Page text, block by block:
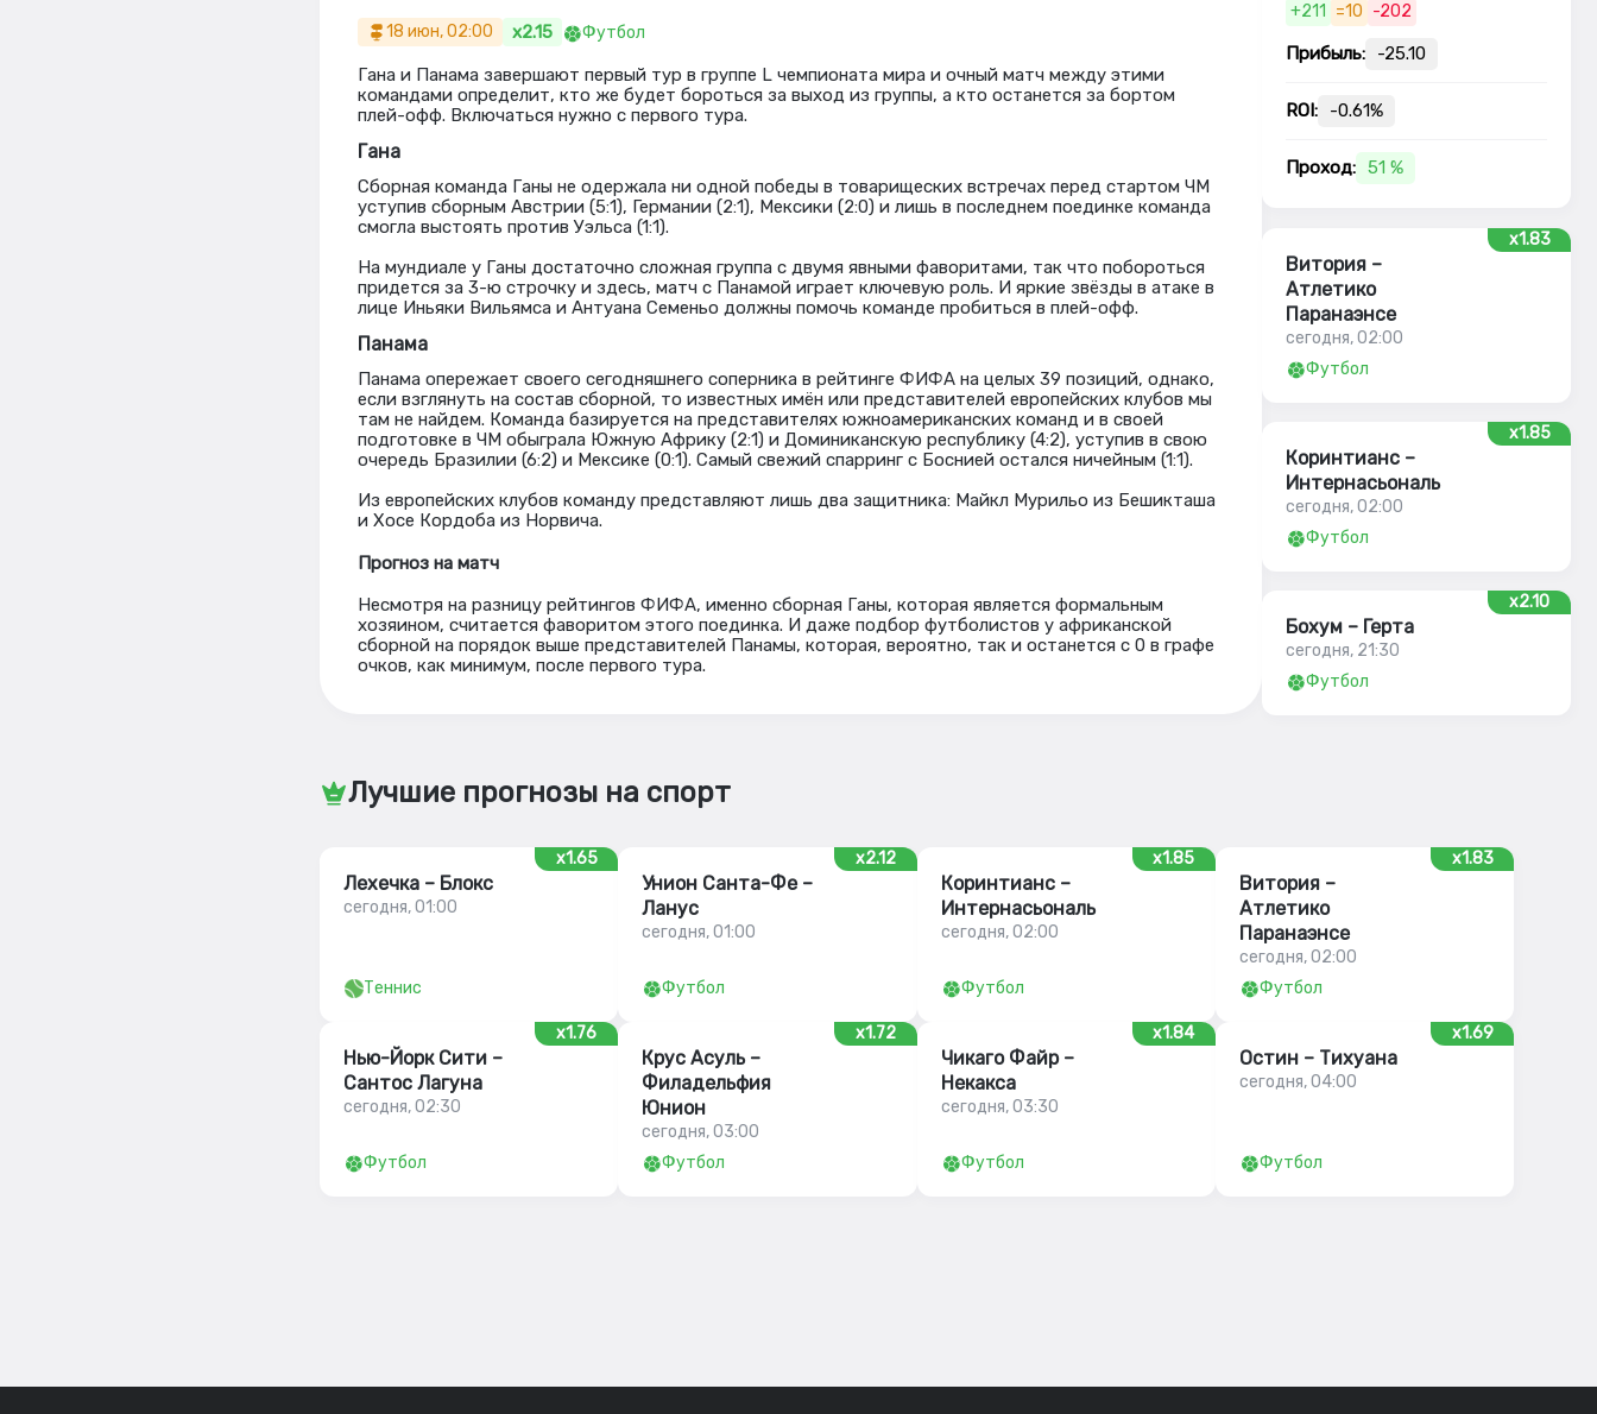
18 июн, 02:00 x2.15 Футбол
Гана и Панама завершают первый тур в группе L чемпионата мира и очный матч между этими
командами определит, кто же будет бороться за выход из группы, а кто останется за бортом
плей-офф. Включаться нужно с первого тура.
Гана
Сборная команда Ганы не одержала ни одной победы в товарищеских встречах перед стартом ЧМ
уступив сборным Австрии (5:1), Германии (2:1), Мексики (2:0) и лишь в последнем поединке команда
смогла выстоять против Уэльса (1:1).
На мундиале у Ганы достаточно сложная группа с двумя явными фаворитами, так что побороться
придется за 3-ю строчку и здесь, матч с Панамой играет ключевую роль. И яркие звёзды в атаке в
лице Иньяки Вильямса и Антуана Семеньо должны помочь команде пробиться в плей-офф.
Панама
Панама опережает своего сегодняшнего соперника в рейтинге ФИФА на целых 39 позиций, однако,
если взглянуть на состав сборной, то известных имён или представителей европейских клубов мы
там не найдем. Команда базируется на представителях южноамериканских команд и в своей
подготовке в ЧМ обыграла Южную Африку (2:1) и Доминиканскую республику (4:2), уступив в свою
очередь Бразилии (6:2) и Мексике (0:1). Самый свежий спарринг с Боснией остался ничейным (1:1).
Из европейских клубов команду представляют лишь два защитника: Майкл Мурильо из Бешикташа
и Хосе Кордоба из Норвича.
Прогноз на матч
Несмотря на разницу рейтингов ФИФА, именно сборная Ганы, которая является формальным
хозяином, считается фаворитом этого поединка. И даже подбор футболистов у африканской
сборной на порядок выше представителей Панамы, которая, вероятно, так и останется с 0 в графе
очков, как минимум, после первого тура.
+211
=10 -202
Прибыль: -25.10
ROI: -0.61%
Проход: 51 %
x1.83
Витория –
Атлетико
Паранаэнсе
сегодня, 02:00
Футбол
x1.85
Коринтианс –
Интернасьональ
сегодня, 02:00
Футбол
x2.10
Бохум – Герта
сегодня, 21:30
Футбол
Лучшие прогнозы на спорт
x1.65
Лехечка – Блокс
сегодня, 01:00
Теннис
x2.12
Унион Санта-Фе –
Ланус
сегодня, 01:00
Футбол
x1.85
Коринтианс –
Интернасьональ
сегодня, 02:00
Футбол
x1.83
Витория –
Атлетико
Паранаэнсе
сегодня, 02:00
Футбол
x1.76
Нью-Йорк Сити –
Сантос Лагуна
сегодня, 02:30
Футбол
x1.72
Крус Асуль –
Филадельфия
Юнион
сегодня, 03:00
Футбол
x1.84
Чикаго Файр –
Некакса
сегодня, 03:30
Футбол
x1.69
Остин – Тихуана
сегодня, 04:00
Футбол